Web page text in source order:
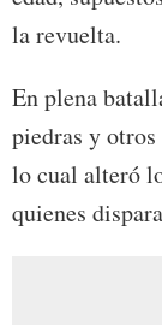
la revuelta.
En plena
piedras y
lo cual alteró
quienes